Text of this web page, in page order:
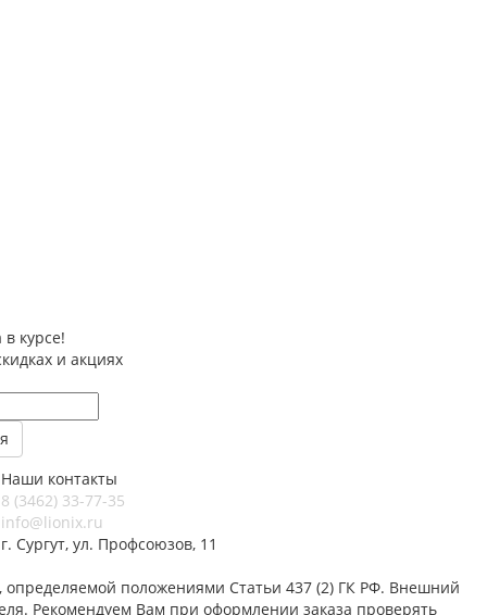
в курсе!
и акциях
Наши контакты
8 (3462) 33-77-35
info@lionix.ru
г. Сургут, ул. Профсоюзов, 11
положениями Статьи 437 (2) ГК РФ. Внешний
Рекомендуем Вам при оформлении заказа проверять